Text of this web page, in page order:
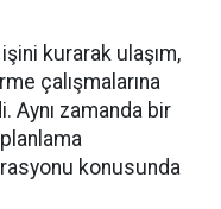
kurarak ulaşım,
çalışmalarına
Aynı zamanda bir
konusunda